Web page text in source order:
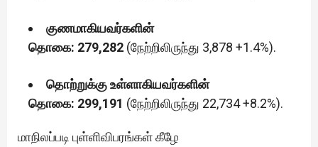
குணமாகியவர்களின்
தொகை: 279,282 (நேற்றிலிருந்து 3,878 +1.4%).
தொற்றுக்கு உள்ளாகியவர்களின்
தொகை: 299,191 (நேற்றிலிருந்து 22,734 +8.2%).
மாநிலப்படி புள்ளிவிபரங்கள் கீழே